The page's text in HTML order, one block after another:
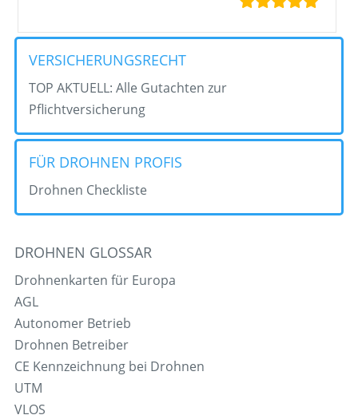
VERSICHERUNGSRECHT
TOP AKTUELL: Alle Gutachten zur
Pflichtversicherung
FÜR DROHNEN PROFIS
Drohnen Checkliste
DROHNEN GLOSSAR
Drohnenkarten für Europa
AGL
Autonomer Betrieb
Drohnen Betreiber
CE Kennzeichnung bei Drohnen
UTM
VLOS